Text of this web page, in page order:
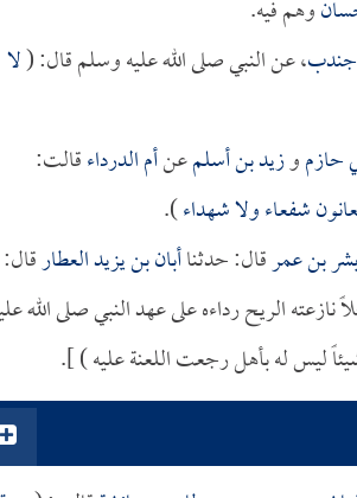
وهم فيه.
، عن النبي صلى الله عليه وسلم قال: (لا
حازموزيد بن أسلمعنأم الدرداءقالت:
شفعاء ولا شهداء).
بشر بن عمرقال: حدثناأبان بن يزيد العطارقال:
نازعته الريح رداءه على عهد النبي صلى الله
ليس له بأهل رجعت اللعنة عليه ) ].